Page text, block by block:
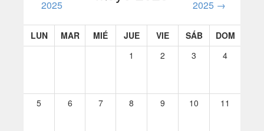
2025
2025 →
LUN MAR MIÉ JUE VIE SÁB
DOM
1
2 3 4
5 6 7 8 9 10 11